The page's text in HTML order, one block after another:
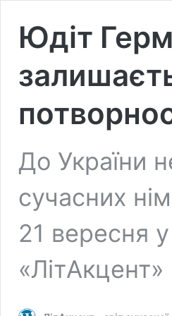
Юдіт
До України
сучасних
21 вересня